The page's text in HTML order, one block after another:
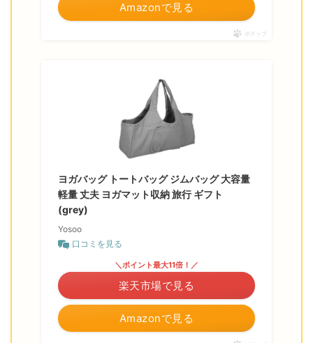
Amazonで見る
ポチップ
ヨガバッグ トートバッグ ジムバッグ 大容量
軽量 丈夫 ヨガマット収納 旅行 ギフト
(grey)
Yosoo
口コミを見る
Amazonで見る
＼ポイント最大11倍！／
楽天市場で見る